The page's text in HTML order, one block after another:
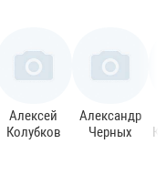
Алексей
Колубков
Александр
Черных